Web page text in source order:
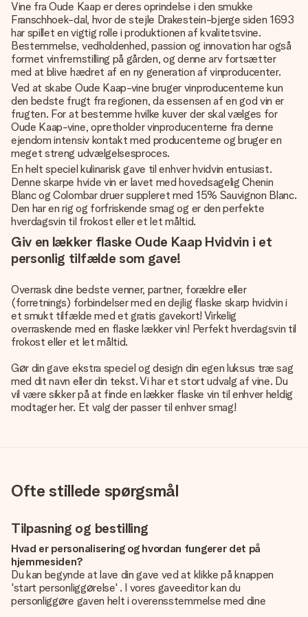
Vine fra Oude Kaap er deres oprindelse i den smukke
Franschhoek-dal, hvor de stejle Drakestein-bjerge siden 1693
har spillet en vigtig rolle i produktionen af ​​kvalitetsvine.
Bestemmelse, vedholdenhed, passion og innovation har også
formet vinfremstilling på gården, og denne arv fortsætter
med at blive hædret af en ny generation af vinproducenter.
Ved at skabe Oude Kaap-vine bruger vinproducenterne kun
den bedste frugt fra regionen, da essensen af ​​en god vin er
frugten. For at bestemme hvilke kuver der skal vælges for
Oude Kaap-vine, opretholder vinproducenterne fra denne
ejendom intensiv kontakt med producenterne og bruger en
meget streng udvælgelsesproces.
En helt speciel kulinarisk gave til enhver hvidvin entusiast.
Denne skarpe hvide vin er lavet med hovedsagelig Chenin
Blanc og Colombar druer suppleret med 15% Sauvignon Blanc.
Den har en rig og forfriskende smag og er den perfekte
hverdagsvin til frokost eller et let måltid.
Giv en lækker flaske Oude Kaap Hvidvin i et
personlig tilfælde som gave!
Overrask dine bedste venner, partner, forældre eller
(forretnings) forbindelser med en dejlig flaske skarp hvidvin i
et smukt tilfælde med et gratis gavekort! Virkelig
overraskende med en flaske lækker vin! Perfekt hverdagsvin til
frokost eller et let måltid.
Gør din gave ekstra speciel og design din egen luksus træ sag
med dit navn eller din tekst. Vi har et stort udvalg af vine. Du
vil være sikker på at finde en lækker flaske vin til enhver heldig
modtager her. Et valg der passer til enhver smag!
Ofte stillede spørgsmål
Tilpasning og bestilling
Hvad er personalisering og hvordan fungerer det på
hjemmesiden?
Du kan begynde at lave din gave ved at klikke på knappen
'start personliggørelse' . I vores gaveeditor kan du
personliggøre gaven helt i overensstemmelse med dine